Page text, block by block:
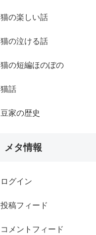
猫の楽しい話
猫の泣ける話
猫の短編ほのぼの
猫話
豆家の歴史
メタ情報
ログイン
投稿フィード
コメントフィード